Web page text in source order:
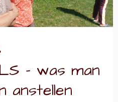
– was man
anstellen